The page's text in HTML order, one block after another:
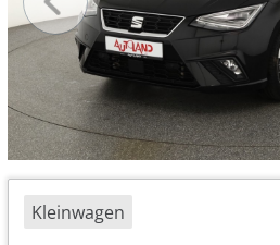
Kleinwagen